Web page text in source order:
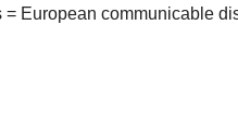
European communicable